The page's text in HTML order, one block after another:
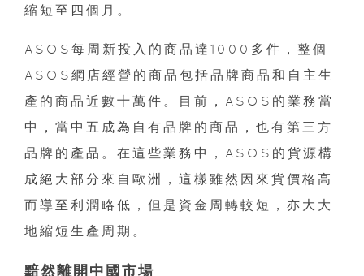
縮短至四個月。
ASOS每周新投入的商品達1000多件，整個
ASOS網店經營的商品包括品牌商品和自主生
產的商品近數十萬件。目前，ASOS的業務當
中，當中五成為自有品牌的商品，也有第三方
品牌的產品。在這些業務中，ASOS的貨源構
成絕大部分來自歐洲，這樣雖然因來貨價格高
而導至利潤略低，但是資金周轉較短，亦大大
地縮短生產周期。
黯然離開中國市場